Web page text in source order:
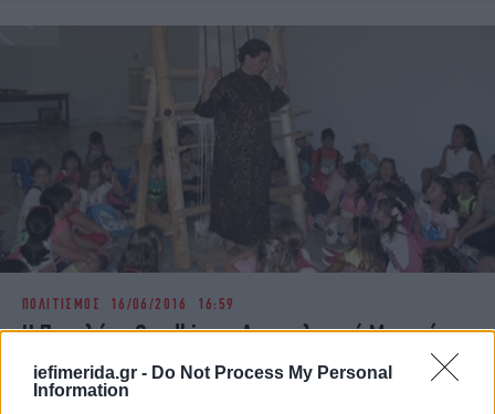
iefimerida.gr - Do Not Process My Personal
Information
ΠΟΛΙΤΙΣΜΟΣ 16/06/2016 16:59
Η Πηνελόπη Gandhi στο Αρχαιολογικό Μουσείο
Ηρακλείου -Δράση του Πανεπιστημίου των
Ορέων